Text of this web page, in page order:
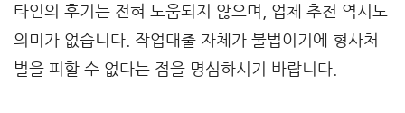
타인의 후기는 전혀 도움되지 않으며, 업체 추천 역시도
의미가 없습니다. 작업대출 자체가 불법이기에 형사처
벌을 피할 수 없다는 점을 명심하시기 바랍니다.